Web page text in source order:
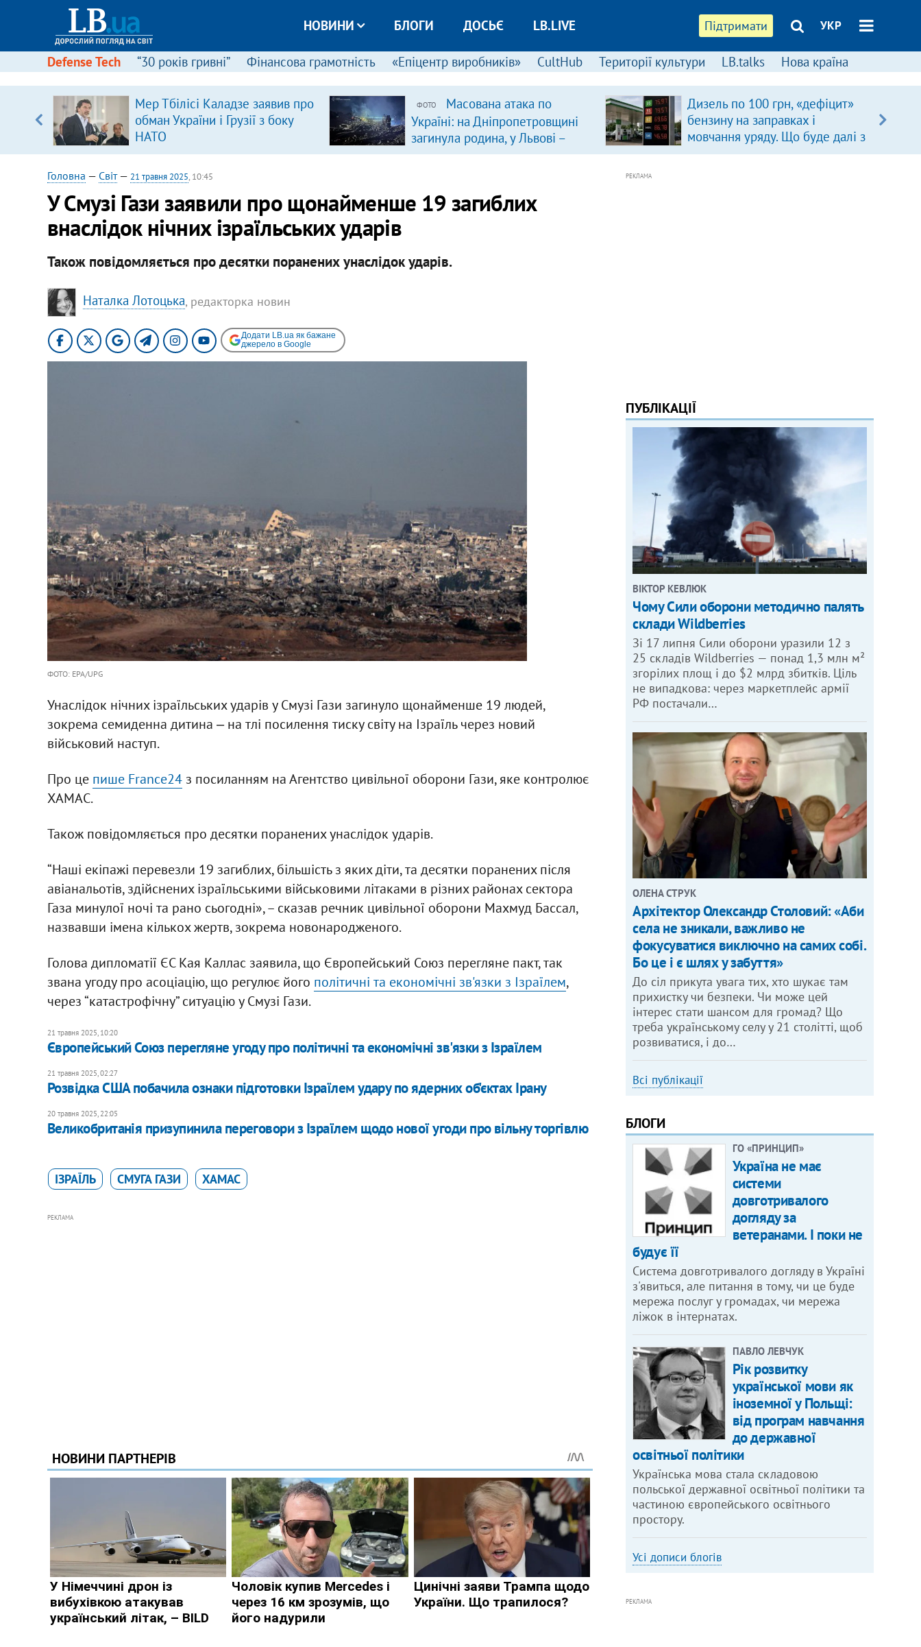
Підтримати УКР
НОВИНИ БЛОГИ ДОСЬЄ LB.LIVE
Defense Tech “30 років гривні” Фінансова грамотність «Епіцентр виробників» CultHub Території культури LB.talks Нова країна
Мер Тбілісі Каладзе заявив про
обман України і Грузії з боку
НАТО
ФОТО
Масована атака по
Україні: на Дніпропетровщині
загинула родина, у Львові –
удар по багатоповерхівках
Дизель по 100 грн, «дефіцит»
бензину на заправках і
мовчання уряду. Що буде далі з
цінами на пальне?
Головна — Світ— 21 травня 2025, 10:45
У Смузі Гази заявили про щонайменше 19 загиблих
внаслідок нічних ізраїльських ударів
Також повідомляється про десятки поранених унаслідок ударів.
Наталка Лотоцька, редакторка новин
Додати LB.ua як бажане
джерело в Google
ФОТО: EPA/UPG
Унаслідок нічних ізраїльських ударів у Смузі Гази загинуло щонайменше 19 людей,
зокрема семиденна дитина ‒ на тлі посилення тиску світу на Ізраїль через новий
військовий наступ.
Про це пише France24з посиланням на Агентство цивільної оборони Гази, яке контролює
ХАМАС.
Також повідомляється про десятки поранених унаслідок ударів.
“Наші екіпажі перевезли 19 загиблих, більшість з яких діти, та десятки поранених після
авіанальотів, здійснених ізраїльськими військовими літаками в різних районах сектора
Газа минулої ночі та рано сьогодні», – сказав речник цивільної оборони Махмуд Бассал,
назвавши імена кількох жертв, зокрема новонародженого.
Голова дипломатії ЄС Кая Каллас заявила, що Європейський Союз перегляне пакт, так
звана угоду про асоціацію, що регулює його політичні та економічні зв'язки з Ізраїлем,
через “катастрофічну” ситуацію у Смузі Гази.
21 травня 2025, 10:20
Європейський Союз перегляне угоду про політичні та економічні зв'язки з Ізраїлем
21 травня 2025, 02:27
Розвідка США побачила ознаки підготовки Ізраїлем удару по ядерних об'єктах Ірану
20 травня 2025, 22:05
Великобританія призупинила переговори з Ізраїлем щодо нової угоди про вільну торгівлю
ІЗРАЇЛЬ СМУГА ГАЗИ ХАМАС
РЕКЛАМА
РЕКЛАМА
ПУБЛІКАЦІЇ
ВІКТОР КЕВЛЮК
Чому Сили оборони методично палять
склади Wildberries
Зі 17 липня Сили оборони уразили 12 з
25 складів Wildberries — понад 1,3 млн м²
згорілих площ і до $2 млрд збитків. Ціль
не випадкова: через маркетплейс армії
РФ постачали…
ОЛЕНА СТРУК
Архітектор Олександр Столовий: «Аби
села не зникали, важливо не
фокусуватися виключно на самих собі.
Бо це і є шлях у забуття»
До сіл прикута увага тих, хто шукає там
прихистку чи безпеки. Чи може цей
інтерес стати шансом для громад? Що
треба українському селу у 21 столітті, щоб
розвиватися, і до…
Всі публікації
БЛОГИ
ГО «ПРИНЦИП»
Україна не має
системи
довготривалого
догляду за
ветеранами. І поки не
будує її
Система довготривалого догляду в Україні
з'явиться, але питання в тому, чи це буде
мережа послуг у громадах, чи мережа
ліжок в інтернатах.
ПАВЛО ЛЕВЧУК
Рік розвитку
української мови як
іноземної у Польщі:
від програм навчання
до державної
освітньої політики
Українська мова стала складовою
польської державної освітньої політики та
частиною європейського освітнього
простору.
Усі дописи блогів
РЕКЛАМА